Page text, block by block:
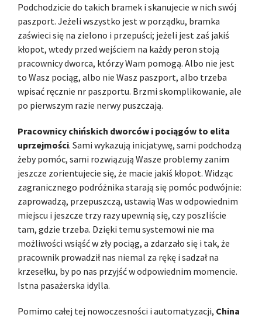
Podchodzicie do takich bramek i skanujecie w nich swój
paszport. Jeżeli wszystko jest w porządku, bramka
zaświeci się na zielono i przepuści; jeżeli jest zaś jakiś
kłopot, wtedy przed wejściem na każdy peron stoją
pracownicy dworca, którzy Wam pomogą. Albo nie jest
to Wasz pociąg, albo nie Wasz paszport, albo trzeba
wpisać ręcznie nr paszportu. Brzmi skomplikowanie, ale
po pierwszym razie nerwy puszczają.
Pracownicy chińskich dworców i pociągów to elita
uprzejmości. Sami wykazują inicjatywę, sami podchodzą
żeby pomóc, sami rozwiązują Wasze problemy zanim
jeszcze zorientujecie się, że macie jakiś kłopot. Widząc
zagranicznego podróżnika starają się pomóc podwójnie:
zaprowadzą, przepuszczą, ustawią Was w odpowiednim
miejscu i jeszcze trzy razy upewnią się, czy poszliście
tam, gdzie trzeba. Dzięki temu systemowi nie ma
możliwości wsiąść w zły pociąg, a zdarzało się i tak, że
pracownik prowadził nas niemal za rękę i sadzał na
krzesełku, by po nas przyjść w odpowiednim momencie.
Istna pasażerska idylla.
Pomimo całej tej nowoczesności i automatyzacji, China